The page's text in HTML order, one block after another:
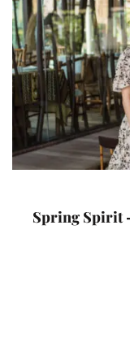
Spring Spirit